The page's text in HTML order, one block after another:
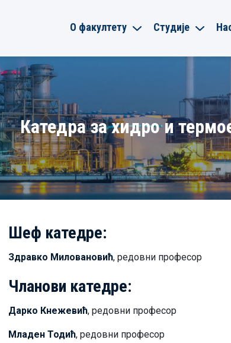
О факултету Студије
Катедра за хидро и
Шеф катедре:
Здравко Миловановић, редовни професор
Чланови катедре:
Дарко Кнежевић, редовни професор
Младен Тодић, редовни професор